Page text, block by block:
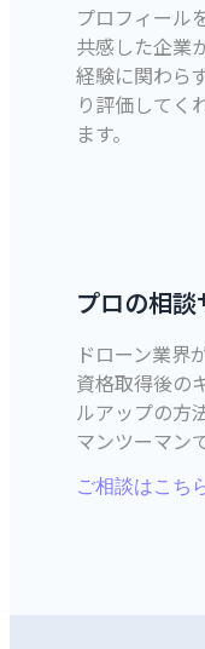
プロフィール
共感した企業
経験に関わら
り評価してく
ます。
プロの相談
ドローン業界
資格取得後の
ルアップの方
マンツーマン
ご相談はこ